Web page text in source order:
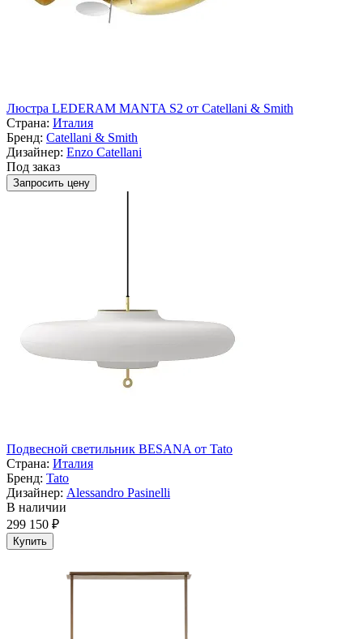
Люстра LEDERAM MANTA S2 от Catellani & Smith
Страна: Италия
Бренд: Catellani & Smith
Дизайнер: Enzo Catellani
Под заказ
Запросить цену
Подвесной светильник BESANA от Tato
Страна: Италия
Бренд: Tato
Дизайнер: Alessandro Pasinelli
В наличии
299 150 ₽
Купить